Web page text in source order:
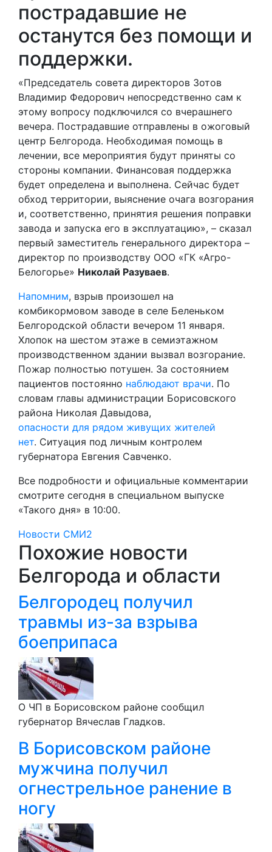
пострадавшие не
останутся без помощи и
поддержки.
«Председатель совета директоров Зотов
Владимир Федорович непосредственно сам к
этому вопросу подключился со вчерашнего
вечера. Пострадавшие отправлены в ожоговый
центр Белгорода. Необходимая помощь в
лечении, все мероприятия будут приняты со
стороны компании. Финансовая поддержка
будет определена и выполнена. Сейчас будет
обход территории, выяснение очага возгорания
и, соответственно, принятия решения поправки
завода и запуска его в эксплуатацию», – сказал
первый заместитель генерального директора –
директор по производству ООО «ГК «Агро-
Белогорье» Николай Разуваев.
Напомним, взрыв произошел на
комбикормовом заводе в селе Беленьком
Белгородской области вечером 11 января.
Хлопок на шестом этаже в семиэтажном
производственном здании вызвал возгорание.
Пожар полностью потушен. За состоянием
пациентов постоянно наблюдают врачи. По
словам главы администрации Борисовского
района Николая Давыдова,
опасности для рядом живущих жителей
нет. Ситуация под личным контролем
губернатора Евгения Савченко.
Все подробности и официальные комментарии
смотрите сегодня в специальном выпуске
«Такого дня» в 10:00.
Новости СМИ2
Похожие новости
Белгорода и области
Белгородец получил
травмы из-за взрыва
боеприпаса
О ЧП в Борисовском районе сообщил
губернатор Вячеслав Гладков.
В Борисовском районе
мужчина получил
огнестрельное ранение в
ногу